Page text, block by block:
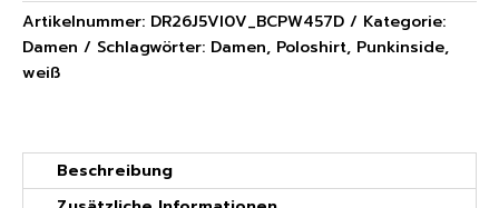
Poloshirt
Menge
Artikelnummer: DR26J5VI0V_BCPW457D
Kategorie:
Damen
Schlagwörter: Damen, Poloshirt, Punkinside,
weiß
Beschreibung